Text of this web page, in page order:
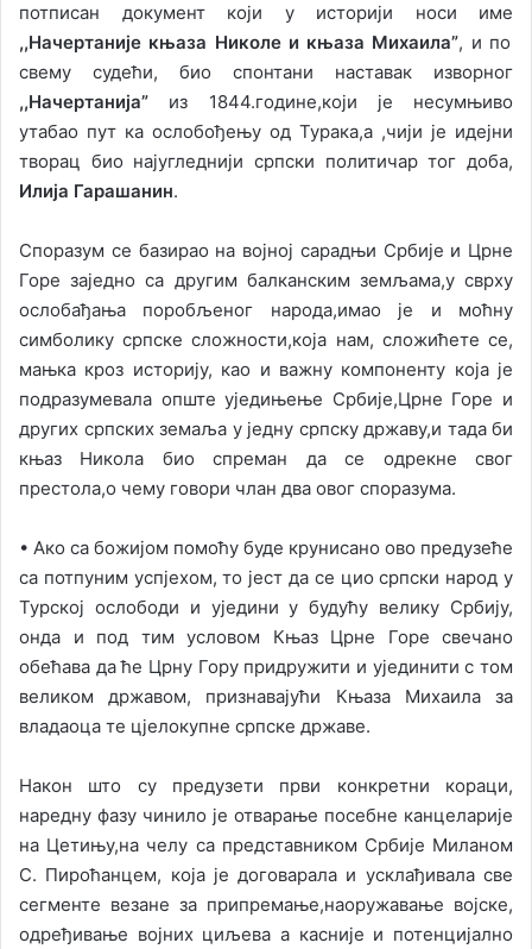
потписан документ који у историји носи име
,,Начертаније књаза Николе и књаза Михаила”, и по
свему судећи, био спонтани наставак изворног
,,Начертанија” из 1844.године,који је несумњиво
утабао пут ка ослобођењу од Турака,а ,чији је идејни
творац био најугледнији српски политичар тог доба,
Илија Гарашанин.
Споразум се базирао на војној сарадњи Србије и Црне
Горе заједно са другим балканским земљама,у сврху
ослобађања поробљеног народа,имао је и моћну
симболику српске сложности,која нам, сложићете се,
мањка кроз историју, као и важну компоненту која је
подразумевала опште уједињење Србије,Црне Горе и
других српских земаља у једну српску државу,и тада би
књаз Никола био спреман да се одрекне свог
престола,о чему говори члан два овог споразума.
• Ако са божијом помоћу буде крунисано ово предузеће
са потпуним успјехом, то јест да се цио српски народ у
Турској ослободи и уједини у будућу велику Србију,
онда и под тим условом Књаз Црне Горе свечано
обећава да ће Црну Гору придружити и ујединити с том
великом државом, признавајући Књаза Михаила за
владаоца те цјелокупне српске државе.
Након што су предузети први конкретни кораци,
наредну фазу чинило је отварање посебне канцеларије
на Цетињу,на челу са представником Србије Миланом
С. Пироћанцем, која је договарала и усклађивала све
сегменте везане за припремање,наоружавање војске,
одређивање војних циљева а касније и потенцијално